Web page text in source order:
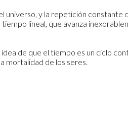
universo, y la repetición constante
lineal, que avanza
de que el tiempo es un ciclo
mortalidad de los seres.